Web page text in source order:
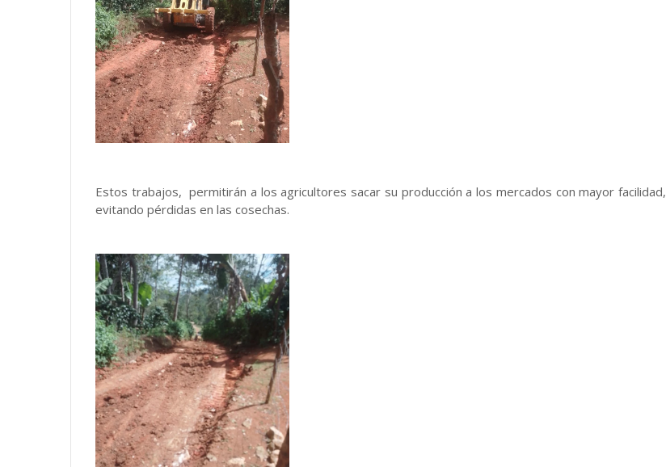
Estos trabajos, permitirán a los agricultores sacar su producción a los mercados con mayor facilidad,
evitando pérdidas en las cosechas.